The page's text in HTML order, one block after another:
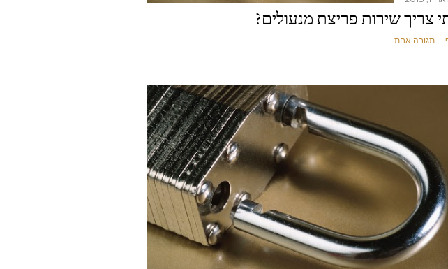
צריך שירות פריצת מנעולים?
תגובה אחת